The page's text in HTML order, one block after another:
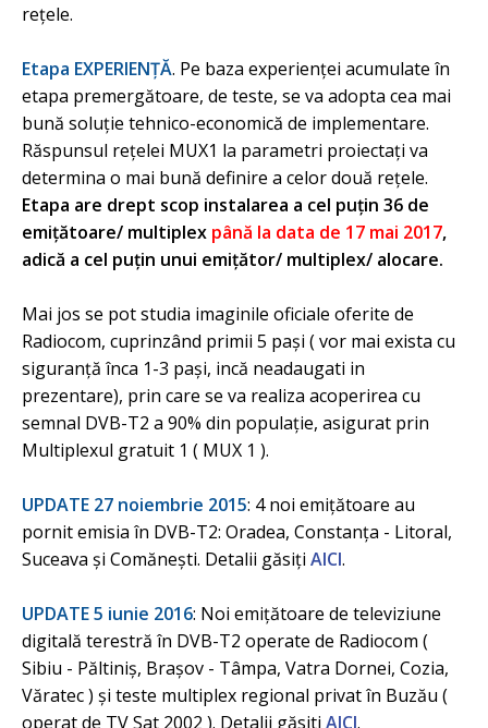
reţele.
Etapa EXPERIENŢĂ. Pe baza experienţei acumulate în
etapa premergătoare, de teste, se va adopta cea mai
bună soluţie tehnico-economică de implementare.
Răspunsul reţelei MUX1 la parametri proiectaţi va
determina o mai bună definire a celor două reţele.
Etapa are drept scop instalarea a cel puţin 36 de
emiţătoare/ multiplex până la data de 17 mai 2017,
adică a cel puţin unui emiţător/ multiplex/ alocare.
Mai jos se pot studia imaginile oficiale oferite de
Radiocom, cuprinzând primii 5 pași ( vor mai exista cu
siguranță înca 1-3 pași, incă neadaugati in
prezentare), prin care se va realiza acoperirea cu
semnal DVB-T2 a 90% din populație, asigurat prin
Multiplexul gratuit 1 ( MUX 1 ).
UPDATE 27 noiembrie 2015: 4 noi emițătoare au
pornit emisia în DVB-T2: Oradea, Constanţa - Litoral,
Suceava și Comăneşti. Detalii găsiți AICI.
UPDATE 5 iunie 2016: Noi emițătoare de televiziune
digitală terestră în DVB-T2 operate de Radiocom (
Sibiu - Păltiniş, Braşov - Tâmpa, Vatra Dornei, Cozia,
Văratec ) și teste multiplex regional privat în Buzău (
operat de TV Sat 2002 ). Detalii găsiti AICI.